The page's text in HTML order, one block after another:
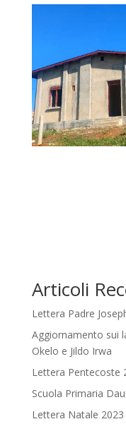
Articoli
Lettera Padre
Aggiornamento sui
Okelo e Jildo Irwa
Lettera Pentecoste
Scuola Primaria
Lettera Natale 2023